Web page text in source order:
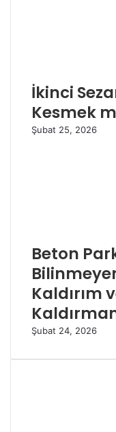
İkinci
Kesmek
Şubat 25, 2026
Beton
Kaldırım
Şubat 24, 2026